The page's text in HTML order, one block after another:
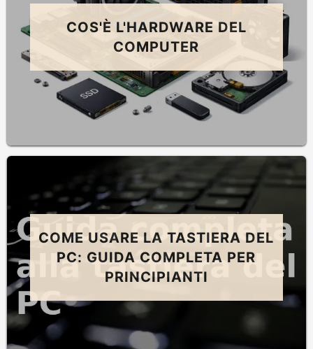
COS'È L'HARDWARE DEL
COMPUTER
COME USARE LA TASTIERA DEL
PC: GUIDA COMPLETA PER
PRINCIPIANTI